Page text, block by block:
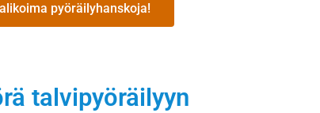
pyöräilyhanskoja!
talvipyöräilyyn